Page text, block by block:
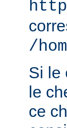
/
Si le
le
ce